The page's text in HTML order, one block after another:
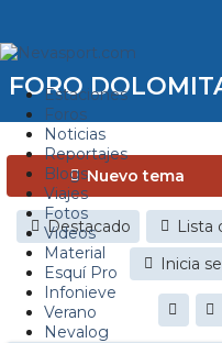
Estaciones
Foros
Noticias
Reportajes
Blogs
Viajes
Fotos
Videos
Material
Esquí Pro
Infonieve
Verano
Nevalog
FORO
Nuevo tema
Destacado Lista
Inicia